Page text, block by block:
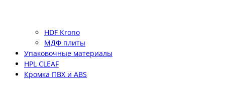
HDF Krono
МДФ плиты
Упаковочные материалы
HPL CLEAF
Кромка ПВХ и ABS